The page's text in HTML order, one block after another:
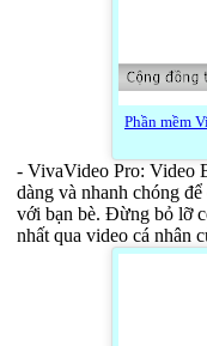
Phần mềm
- VivaVideo Pro: Video
dàng và nhanh chóng
với bạn bè. Đừng bỏ lỡ
nhất qua video cá nhân